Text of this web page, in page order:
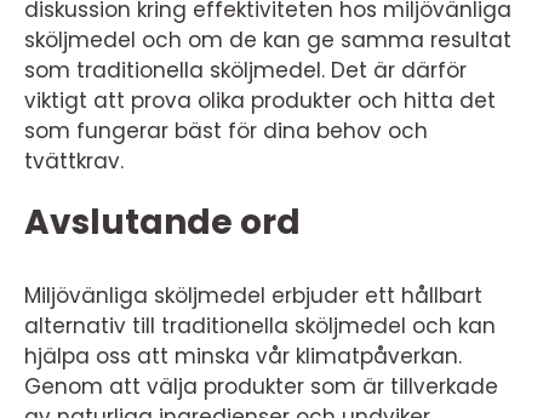
diskussion kring effektiviteten hos miljövänliga
sköljmedel och om de kan ge samma resultat
som traditionella sköljmedel. Det är därför
viktigt att prova olika produkter och hitta det
som fungerar bäst för dina behov och
tvättkrav.
Avslutande ord
Miljövänliga sköljmedel erbjuder ett hållbart
alternativ till traditionella sköljmedel och kan
hjälpa oss att minska vår klimatpåverkan.
Genom att välja produkter som är tillverkade